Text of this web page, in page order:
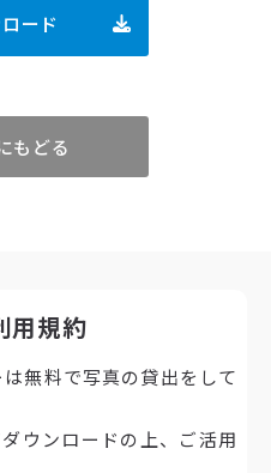
ード
もどる
用規約
無料で写真の貸出をして
ウンロードの上、ご活用